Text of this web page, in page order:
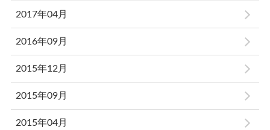
2017年04月
2016年09月
2015年12月
2015年09月
2015年04月